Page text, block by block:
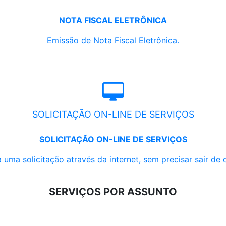
NOTA FISCAL ELETRÔNICA
Emissão de Nota Fiscal Eletrônica.
SOLICITAÇÃO ON-LINE DE SERVIÇOS
SOLICITAÇÃO ON-LINE DE SERVIÇOS
uma solicitação através da internet, sem precisar sair de
SERVIÇOS POR ASSUNTO